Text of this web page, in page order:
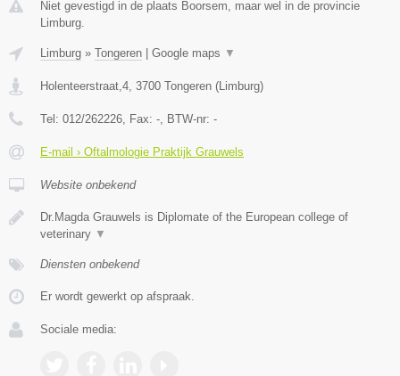
Niet gevestigd in de plaats Boorsem, maar wel in de provincie
Limburg.
Limburg » Tongeren | Google maps ▼
Holenteerstraat,4 3700 Tongeren (Limburg)
Tel: 012/262226 , Fax: - , BTW-nr: -
E-mail › Oftalmologie Praktijk Grauwels
Website onbekend
Dr.Magda Grauwels is Diplomate of the European college of
veterinary ▼
Diensten onbekend
Er wordt gewerkt op afspraak.
Sociale media: